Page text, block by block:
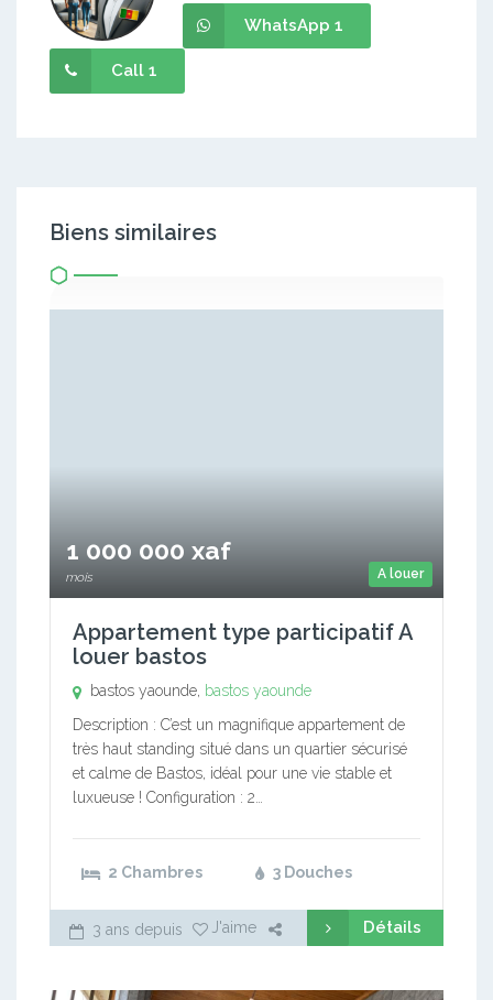
WhatsApp 1
Call 1
Biens similaires
A louer
1 000 000 xaf
mois
Appartement type participatif A
louer bastos
bastos yaounde, bastos yaounde
Description : C’est un magnifique appartement de
très haut standing situé dans un quartier sécurisé
et calme de Bastos, idéal pour une vie stable et
luxueuse ! Configuration : 2…
2 Chambres 3 Douches
3 ans depuis J'aime Détails